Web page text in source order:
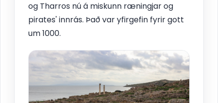
og Tharros nú á miskunn ræningjar og
pirates' innrás. Það var yfirgefin fyrir gott
um 1000.